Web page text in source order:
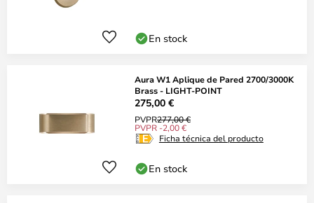
En stock
Aura W1 Aplique de Pared 2700/3000K
Brass - LIGHT-POINT
275,00 €
PVPR277,00 €
PVPR -2,00 €
Ficha técnica del producto
En stock